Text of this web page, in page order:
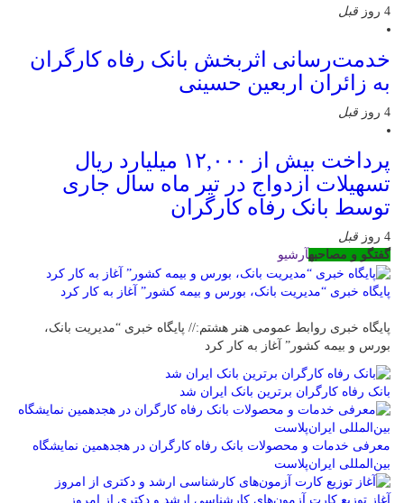
4 روز قبل
خدمت‌رسانی اثربخش بانک رفاه کارگران
به زائران اربعین حسینی
4 روز قبل
پرداخت بیش از ۱۲,۰۰۰ میلیارد ریال
تسهیلات ازدواج در تیر ماه سال جاری
توسط بانک رفاه کارگران
4 روز
قبل
گفتگو و مصاحبهآرشیو
پایگاه خبری “مدیریت بانک، بورس و بیمه کشور” آغاز به کار کرد
پایگاه خبری روابط عمومی هنر هشتم:// پایگاه خبری “مدیریت بانک،
بورس و بیمه کشور” آغاز به کار کرد
بانک رفاه کارگران برترین بانک ایران شد
معرفی خدمات و محصولات بانک رفاه کارگران در هجدهمین نمایشگاه
بین‌المللی ایران‌پلاست
آغاز توزیع کارت آزمون‌های کارشناسی ارشد و دکتری از امروز